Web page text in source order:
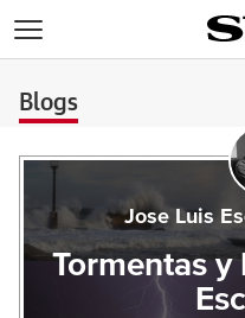
Blogs
Jose Luis
Tormentas y